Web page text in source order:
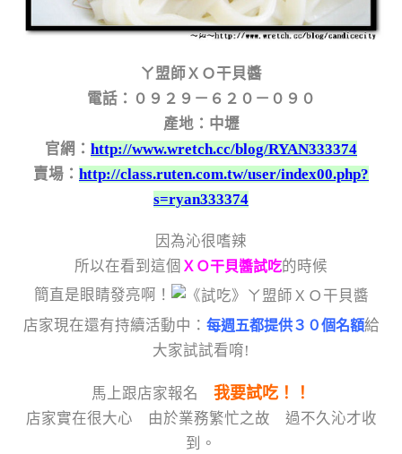
ㄚ盟師ＸＯ干貝醬
電話：０９２９－６２０－０９０
產地：中壢
官網： http://www.wretch.cc/blog/RYAN333374
賣場： http://class.ruten.com.tw/user/index00.php?
s=ryan333374
因為沁很嗜辣
所以在看到這個 ＸＯ干貝醬試吃的時候
簡直是眼睛發亮啊！
店家現在還有持續活動中： 每週五都提供３０個名額給
大家試試看唷!
馬上跟店家報名 我要試吃！！
店家實在很大心 由於業務繁忙之故 過不久沁才收
到。